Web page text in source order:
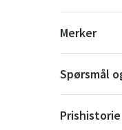
Merker
Spørsmål
Prishistorie